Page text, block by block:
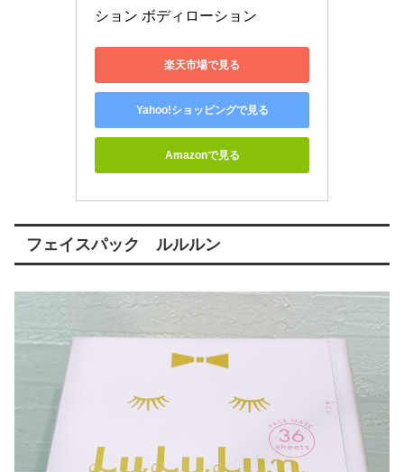
ション ボディローション
楽天市場で見る
Yahoo!ショッピングで見る
Amazonで見る
フェイスパック ルルルン